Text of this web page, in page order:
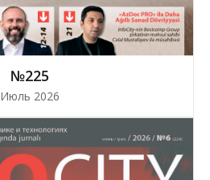
№225
Июль 2026